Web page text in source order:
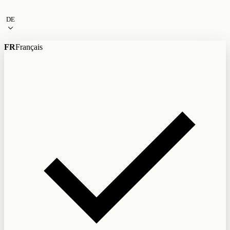
DE
FRFrançais